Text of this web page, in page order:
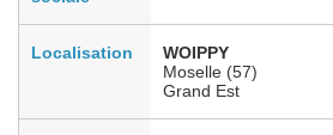
Localisation
WOIPPY
Moselle (57)
Grand Est